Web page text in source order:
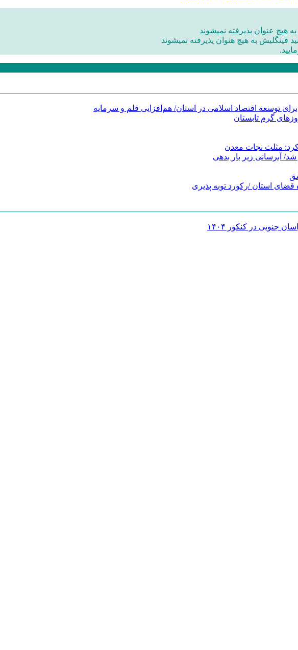
هیچ عنوان پذیرفته نمیشوند
فینگلیش به هیچ هنوان پذیرفته نمیشوند
توسعه اقتصاد اسلامی در استان/ هم‌افزایی قلم و سرمایه
گرم تابستان
مثلث نجات معدن
آبرسانی زیر بار بدهی
قضای استان /رکورد توبه پذیری